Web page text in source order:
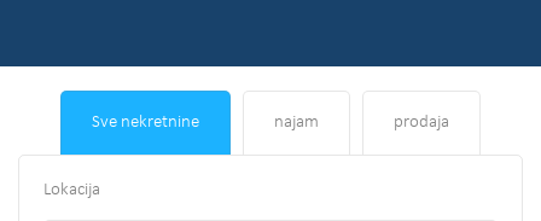
Sve nekretnine najam prodaja
Lokacija